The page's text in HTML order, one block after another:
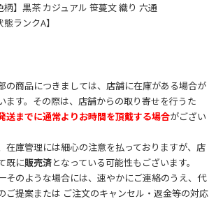
柄】黒茶 カジュアル 笹蔓文 織り 六通
態ランクA】
の商品につきましては、店舗に在庫がある場合が
ます。その際は、店舗からの取り寄せを行うた
送までに通常よりお時間を頂戴する場合がござい
在庫管理には細心の注意を払っておりますが、店
既に販売済となっている可能性もございます。
そのような場合には、速やかにご連絡のうえ、代
ご提案または ご注文のキャンセル・返金等の対応